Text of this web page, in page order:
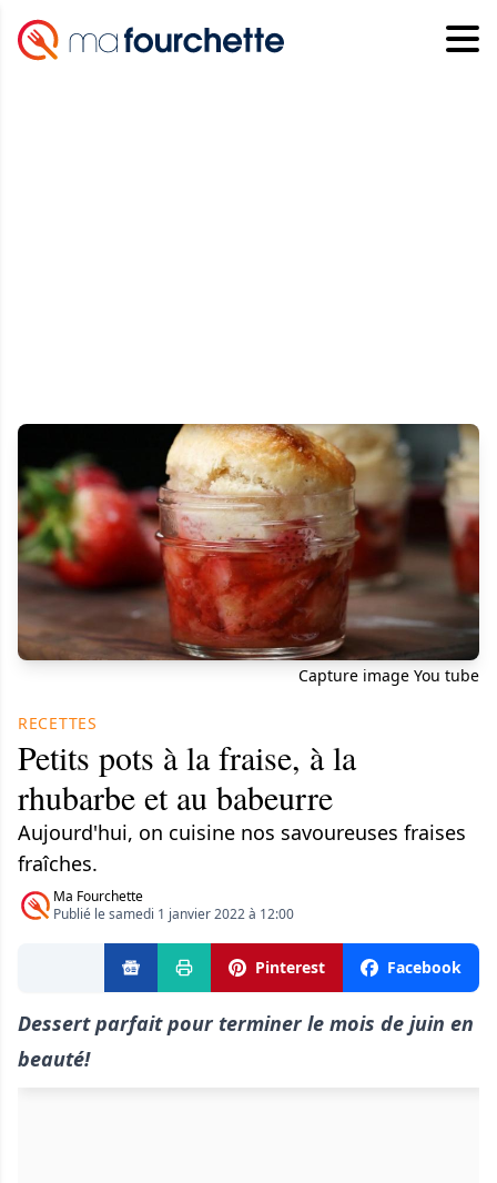
Capture image You tube
RECETTES
Petits pots à la fraise, à la
rhubarbe et au babeurre
Aujourd'hui, on cuisine nos savoureuses fraises
fraîches.
Ma Fourchette
Publié le samedi 1 janvier 2022 à 12:00
Pinterest Facebook
Dessert parfait pour terminer le mois de juin en
beauté!